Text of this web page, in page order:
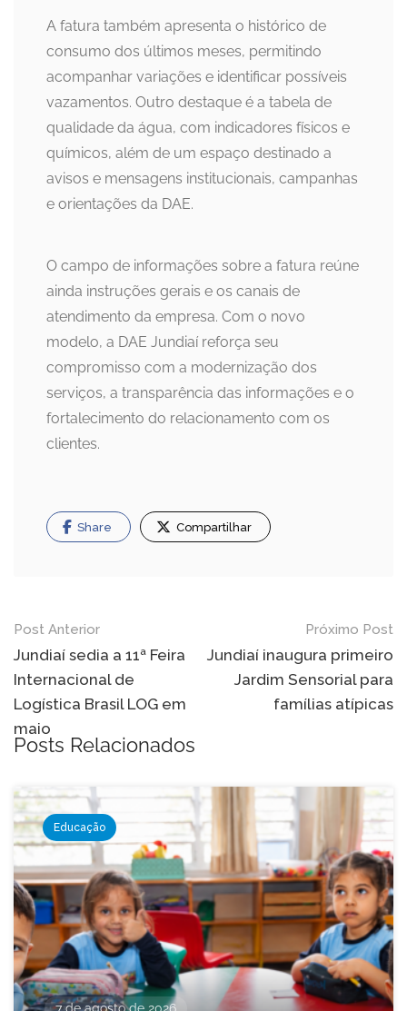
A fatura também apresenta o histórico de
consumo dos últimos meses, permitindo
acompanhar variações e identificar possíveis
vazamentos. Outro destaque é a tabela de
qualidade da água, com indicadores físicos e
químicos, além de um espaço destinado a
avisos e mensagens institucionais, campanhas
e orientações da DAE.
O campo de informações sobre a fatura reúne
ainda instruções gerais e os canais de
atendimento da empresa. Com o novo
modelo, a DAE Jundiaí reforça seu
compromisso com a modernização dos
serviços, a transparência das informações e o
fortalecimento do relacionamento com os
clientes.
Share Compartilhar
Navegação
de
Post
Post Anterior
Jundiaí sedia a 11ª Feira
Internacional de
Logística Brasil LOG em
maio
Próximo Post
Jundiaí inaugura primeiro
Jardim Sensorial para
famílias atípicas
Posts Relacionados
Educação